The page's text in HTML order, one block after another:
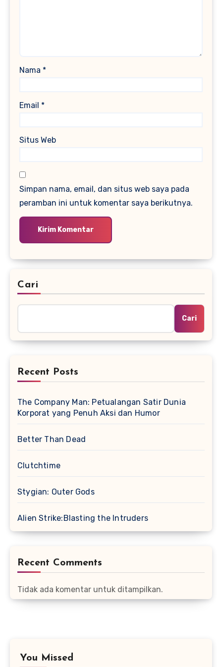
Nama *
Email *
Situs Web
Simpan nama, email, dan situs web saya pada
peramban ini untuk komentar saya berikutnya.
Cari
Cari
Recent Posts
The Company Man: Petualangan Satir Dunia
Korporat yang Penuh Aksi dan Humor
Better Than Dead
Clutchtime
Stygian: Outer Gods
Alien Strike:Blasting the Intruders
Recent Comments
Tidak ada komentar untuk ditampilkan.
You Missed